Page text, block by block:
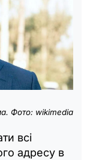
Фото: wikimedia
всі
адресу в